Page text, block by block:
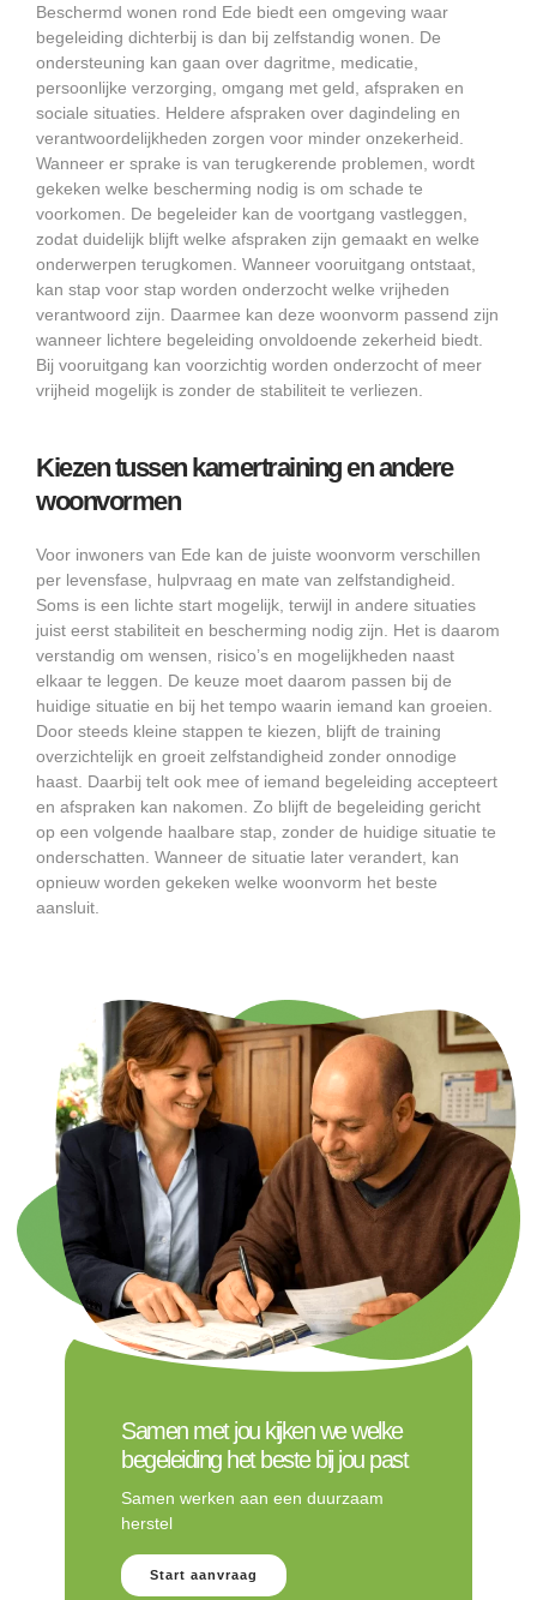
Beschermd wonen rond Ede biedt een omgeving waar
begeleiding dichterbij is dan bij zelfstandig wonen. De
ondersteuning kan gaan over dagritme, medicatie,
persoonlijke verzorging, omgang met geld, afspraken en
sociale situaties. Heldere afspraken over dagindeling en
verantwoordelijkheden zorgen voor minder onzekerheid.
Wanneer er sprake is van terugkerende problemen, wordt
gekeken welke bescherming nodig is om schade te
voorkomen. De begeleider kan de voortgang vastleggen,
zodat duidelijk blijft welke afspraken zijn gemaakt en welke
onderwerpen terugkomen. Wanneer vooruitgang ontstaat,
kan stap voor stap worden onderzocht welke vrijheden
verantwoord zijn. Daarmee kan deze woonvorm passend zijn
wanneer lichtere begeleiding onvoldoende zekerheid biedt.
Bij vooruitgang kan voorzichtig worden onderzocht of meer
vrijheid mogelijk is zonder de stabiliteit te verliezen.
Kiezen tussen kamertraining en andere
woonvormen
Voor inwoners van Ede kan de juiste woonvorm verschillen
per levensfase, hulpvraag en mate van zelfstandigheid.
Soms is een lichte start mogelijk, terwijl in andere situaties
juist eerst stabiliteit en bescherming nodig zijn. Het is daarom
verstandig om wensen, risico’s en mogelijkheden naast
elkaar te leggen. De keuze moet daarom passen bij de
huidige situatie en bij het tempo waarin iemand kan groeien.
Door steeds kleine stappen te kiezen, blijft de training
overzichtelijk en groeit zelfstandigheid zonder onnodige
haast. Daarbij telt ook mee of iemand begeleiding accepteert
en afspraken kan nakomen. Zo blijft de begeleiding gericht
op een volgende haalbare stap, zonder de huidige situatie te
onderschatten. Wanneer de situatie later verandert, kan
opnieuw worden gekeken welke woonvorm het beste
aansluit.
Samen met jou kijken we welke
begeleiding het beste bij jou past
Samen werken aan een duurzaam
herstel
Start aanvraag